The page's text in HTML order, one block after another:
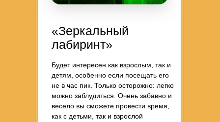
«Зеркальный
лабиринт»
Будет интересен как взрослым, так и
детям, особенно если посещать его
не в час пик. Только осторожно: легко
можно заблудиться. Очень забавно и
весело вы сможете провести время,
как с детьми, так и взрослой